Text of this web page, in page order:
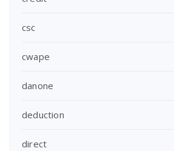
csc
cwape
danone
deduction
direct